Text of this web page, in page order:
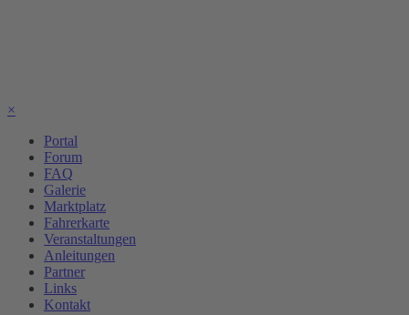
×
Portal
Forum
FAQ
Galerie
Marktplatz
Fahrerkarte
Veranstaltungen
Anleitungen
Partner
Links
Kontakt